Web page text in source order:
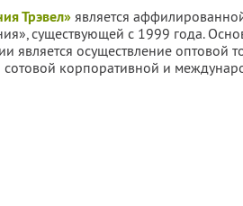
Трэвел»является
существующей с 1999 года.
является осуществление оптовой
сотовой корпоративной и